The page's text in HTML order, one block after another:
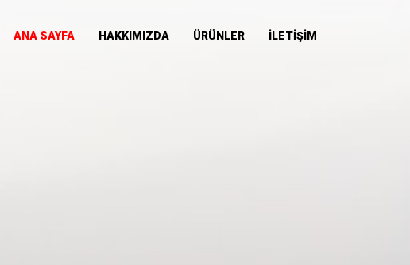
ANA SAYFA HAKKIMIZDA ÜRÜNLER İLETİŞİM